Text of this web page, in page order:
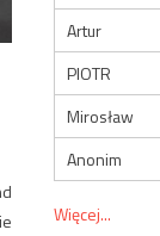
Artur
PIOTR
Mirosław
Anonim
Więcej...